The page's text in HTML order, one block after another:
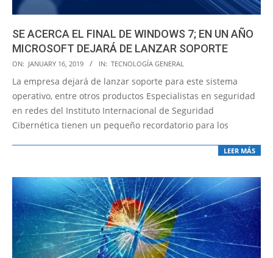
SE ACERCA EL FINAL DE WINDOWS 7; EN UN AÑO
MICROSOFT DEJARÁ DE LANZAR SOPORTE
2019-
01-
16
ON: JANUARY 16, 2019 IN: TECNOLOGÍA GENERAL
La empresa dejará de lanzar soporte para este sistema
operativo, entre otros productos Especialistas en seguridad
en redes del Instituto Internacional de Seguridad
Cibernética tienen un pequeño recordatorio para los
LEER MÁS